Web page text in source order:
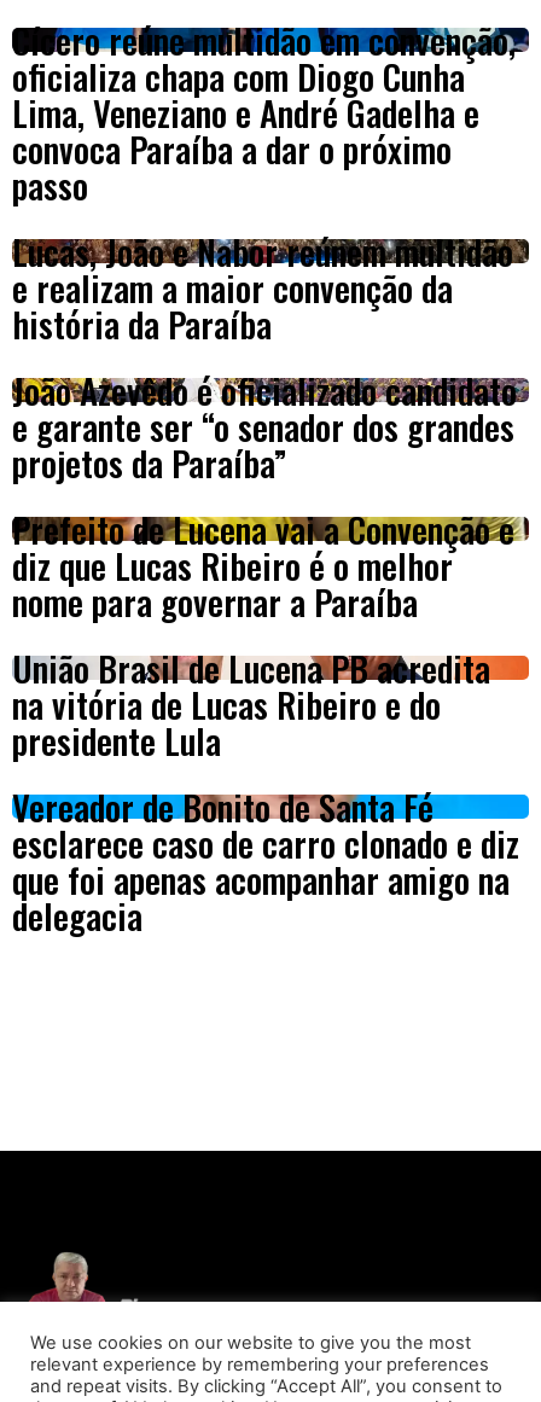
Cícero reúne multidão em convenção,
oficializa chapa com Diogo Cunha
Lima, Veneziano e André Gadelha e
convoca Paraíba a dar o próximo
passo
Lucas, João e Nabor reúnem multidão
e realizam a maior convenção da
história da Paraíba
João Azevêdo é oficializado candidato
e garante ser “o senador dos grandes
projetos da Paraíba”
Prefeito de Lucena vai a Convenção e
diz que Lucas Ribeiro é o melhor
nome para governar a Paraíba
União Brasil de Lucena PB acredita
na vitória de Lucas Ribeiro e do
presidente Lula
Vereador de Bonito de Santa Fé
esclarece caso de carro clonado e diz
que foi apenas acompanhar amigo na
delegacia
We use cookies on our website to give you the most
relevant experience by remembering your preferences
and repeat visits. By clicking “Accept All”, you consent to